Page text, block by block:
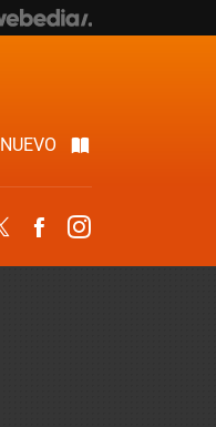
NUEVO
Twitter Facebook